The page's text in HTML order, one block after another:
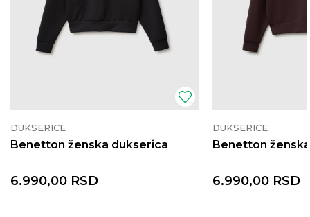
DUKSERICE
Benetton ženska dukserica
6.990,00 RSD
DUKSERICE
Benetton
6.990,00 RSD